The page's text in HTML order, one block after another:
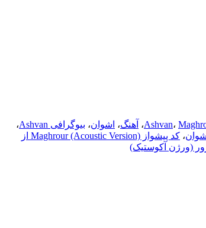
Ashvan، ، آهنگ، اشوان، بیوگرافی Ashvan
،
،
کد پیشواز Maghrour (Acoustic Version) از
(ورژن آکوستیک)